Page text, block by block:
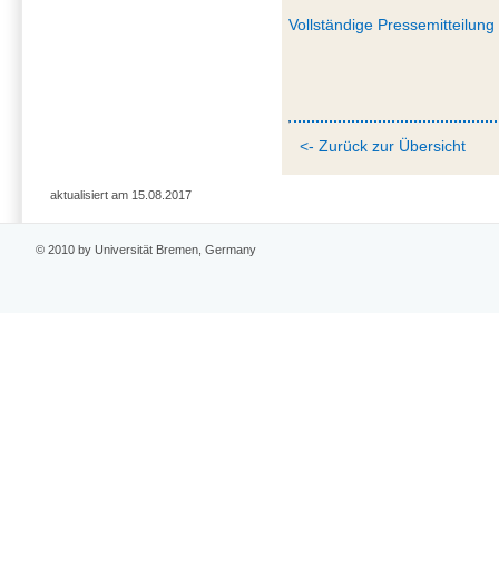
Vollständige Pressemitteilung
<- Zurück zur Übersicht
aktualisiert am 15.08.2017
© 2010 by Universität Bremen, Germany